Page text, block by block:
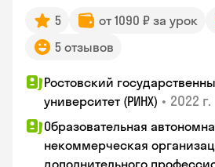
5 от 1090 ₽ за урок
5 отзывов
Ростовский
университет (РИНХ) • 2022 г.
Образовательная
некоммерческая
дополнительного